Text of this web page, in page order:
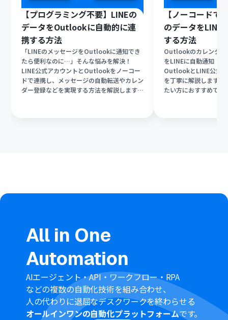
【プログラミング不要】LINEの
データをOutlookに自動的に連
携する方法
「LINEのメッセージをOutlookに通知でき
たら便利なのに…」そんな悩みを解決！
LINE公式アカウントとOutlookをノーコー
ドで連携し、メッセージの自動転送やカレン
ダー登録などを実現する方法を解説します。
【ノーコード
のデータをLINE
する方法
Outlookのカレンダー
をLINEに自動通知！
OutlookとLINE公式
を丁寧に解説します。
たい方におすすめです
All in One
Automation
AIエージェント・API・ワークフロー・RPA
などの複数の自動化技術を組み合わせ、
人の代わりに退屈なデスクワークを終わらせる
オールインワンの自動化プラットフォームです。